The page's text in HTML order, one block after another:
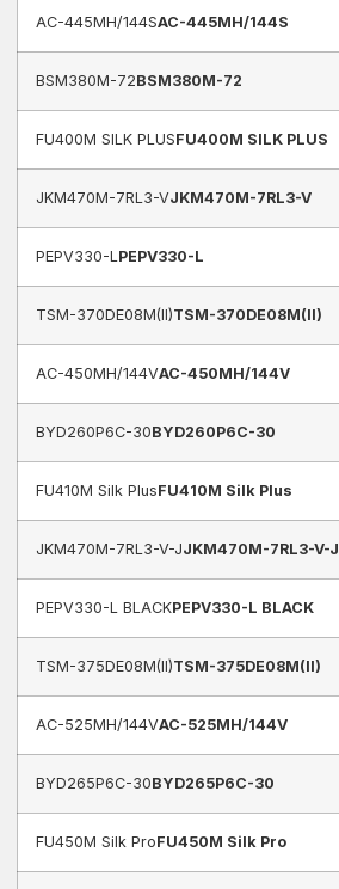
AC-445MH/144SAC-445MH/144S
BSM380M-72BSM380M-72
FU400M SILK PLUSFU400M SILK PLUS
JKM470M-7RL3-VJKM470M-7RL3-V
PEPV330-L PEPV330-L
TSM-370DE08M(II)TSM-370DE08M(II)
AC-450MH/144VAC-450MH/144V
BYD260P6C-30BYD260P6C-30
FU410M Silk PlusFU410M Silk Plus
JKM470M-7RL3-V-JJKM470M-7RL3-V-J
PEPV330-L BLACKPEPV330-L BLACK
TSM-375DE08M(II)TSM-375DE08M(II)
AC-525MH/144VAC-525MH/144V
BYD265P6C-30BYD265P6C-30
FU450M Silk ProFU450M Silk Pro